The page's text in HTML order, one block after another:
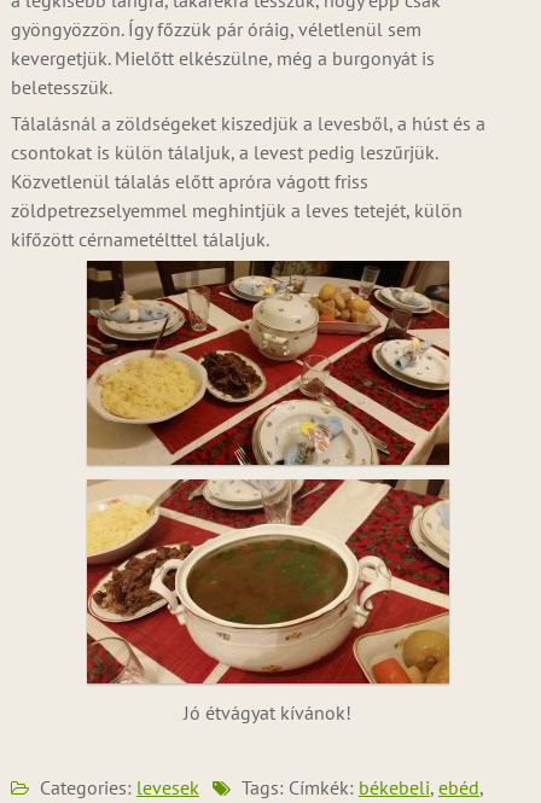
gyöngyözzön. Így főzzük pár óráig, véletlenül sem
kevergetjük. Mielőtt elkészülne, még a burgonyát is
beletesszük.
Tálalásnál a zöldségeket kiszedjük a levesből, a húst és a
csontokat is külön tálaljuk, a levest pedig leszűrjük.
Közvetlenül tálalás előtt apróra vágott friss
zöldpetrezselyemmel meghintjük a leves tetejét, külön
kifőzött cérnametélttel tálaljuk.
Jó étvágyat kívánok!
Categories: levesek Tags: Címkék: békebeli, ebéd,